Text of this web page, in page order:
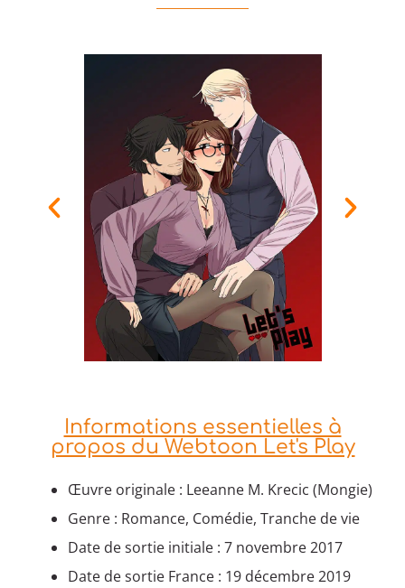
Informations essentielles à
propos du Webtoon Let's Play
Œuvre originale : Leeanne M. Krecic (Mongie)
Genre : Romance, Comédie, Tranche de vie
Date de sortie initiale : 7 novembre 2017
Date de sortie France : 19 décembre 2019